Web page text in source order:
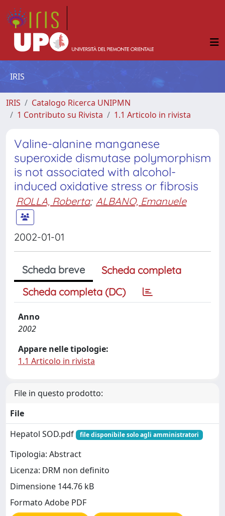
IRIS
IRIS
Catalogo Ricerca UNIPMN
1 Contributo su Rivista
1.1 Articolo in rivista
Valine-alanine manganese
superoxide dismutase polymorphism
is not associated with alcohol-
induced oxidative stress or fibrosis
ROLLA, Roberta; ALBANO, Emanuele
2002-01-01
Scheda breve
Scheda completa
Scheda completa (DC)
Anno
2002
Appare nelle tipologie:
1.1 Articolo in rivista
File in questo prodotto:
File
Hepatol SOD.pdf
file disponibile solo agli amministratori
Tipologia: Abstract
Licenza: DRM non definito
Dimensione 144.76 kB
Formato Adobe PDF